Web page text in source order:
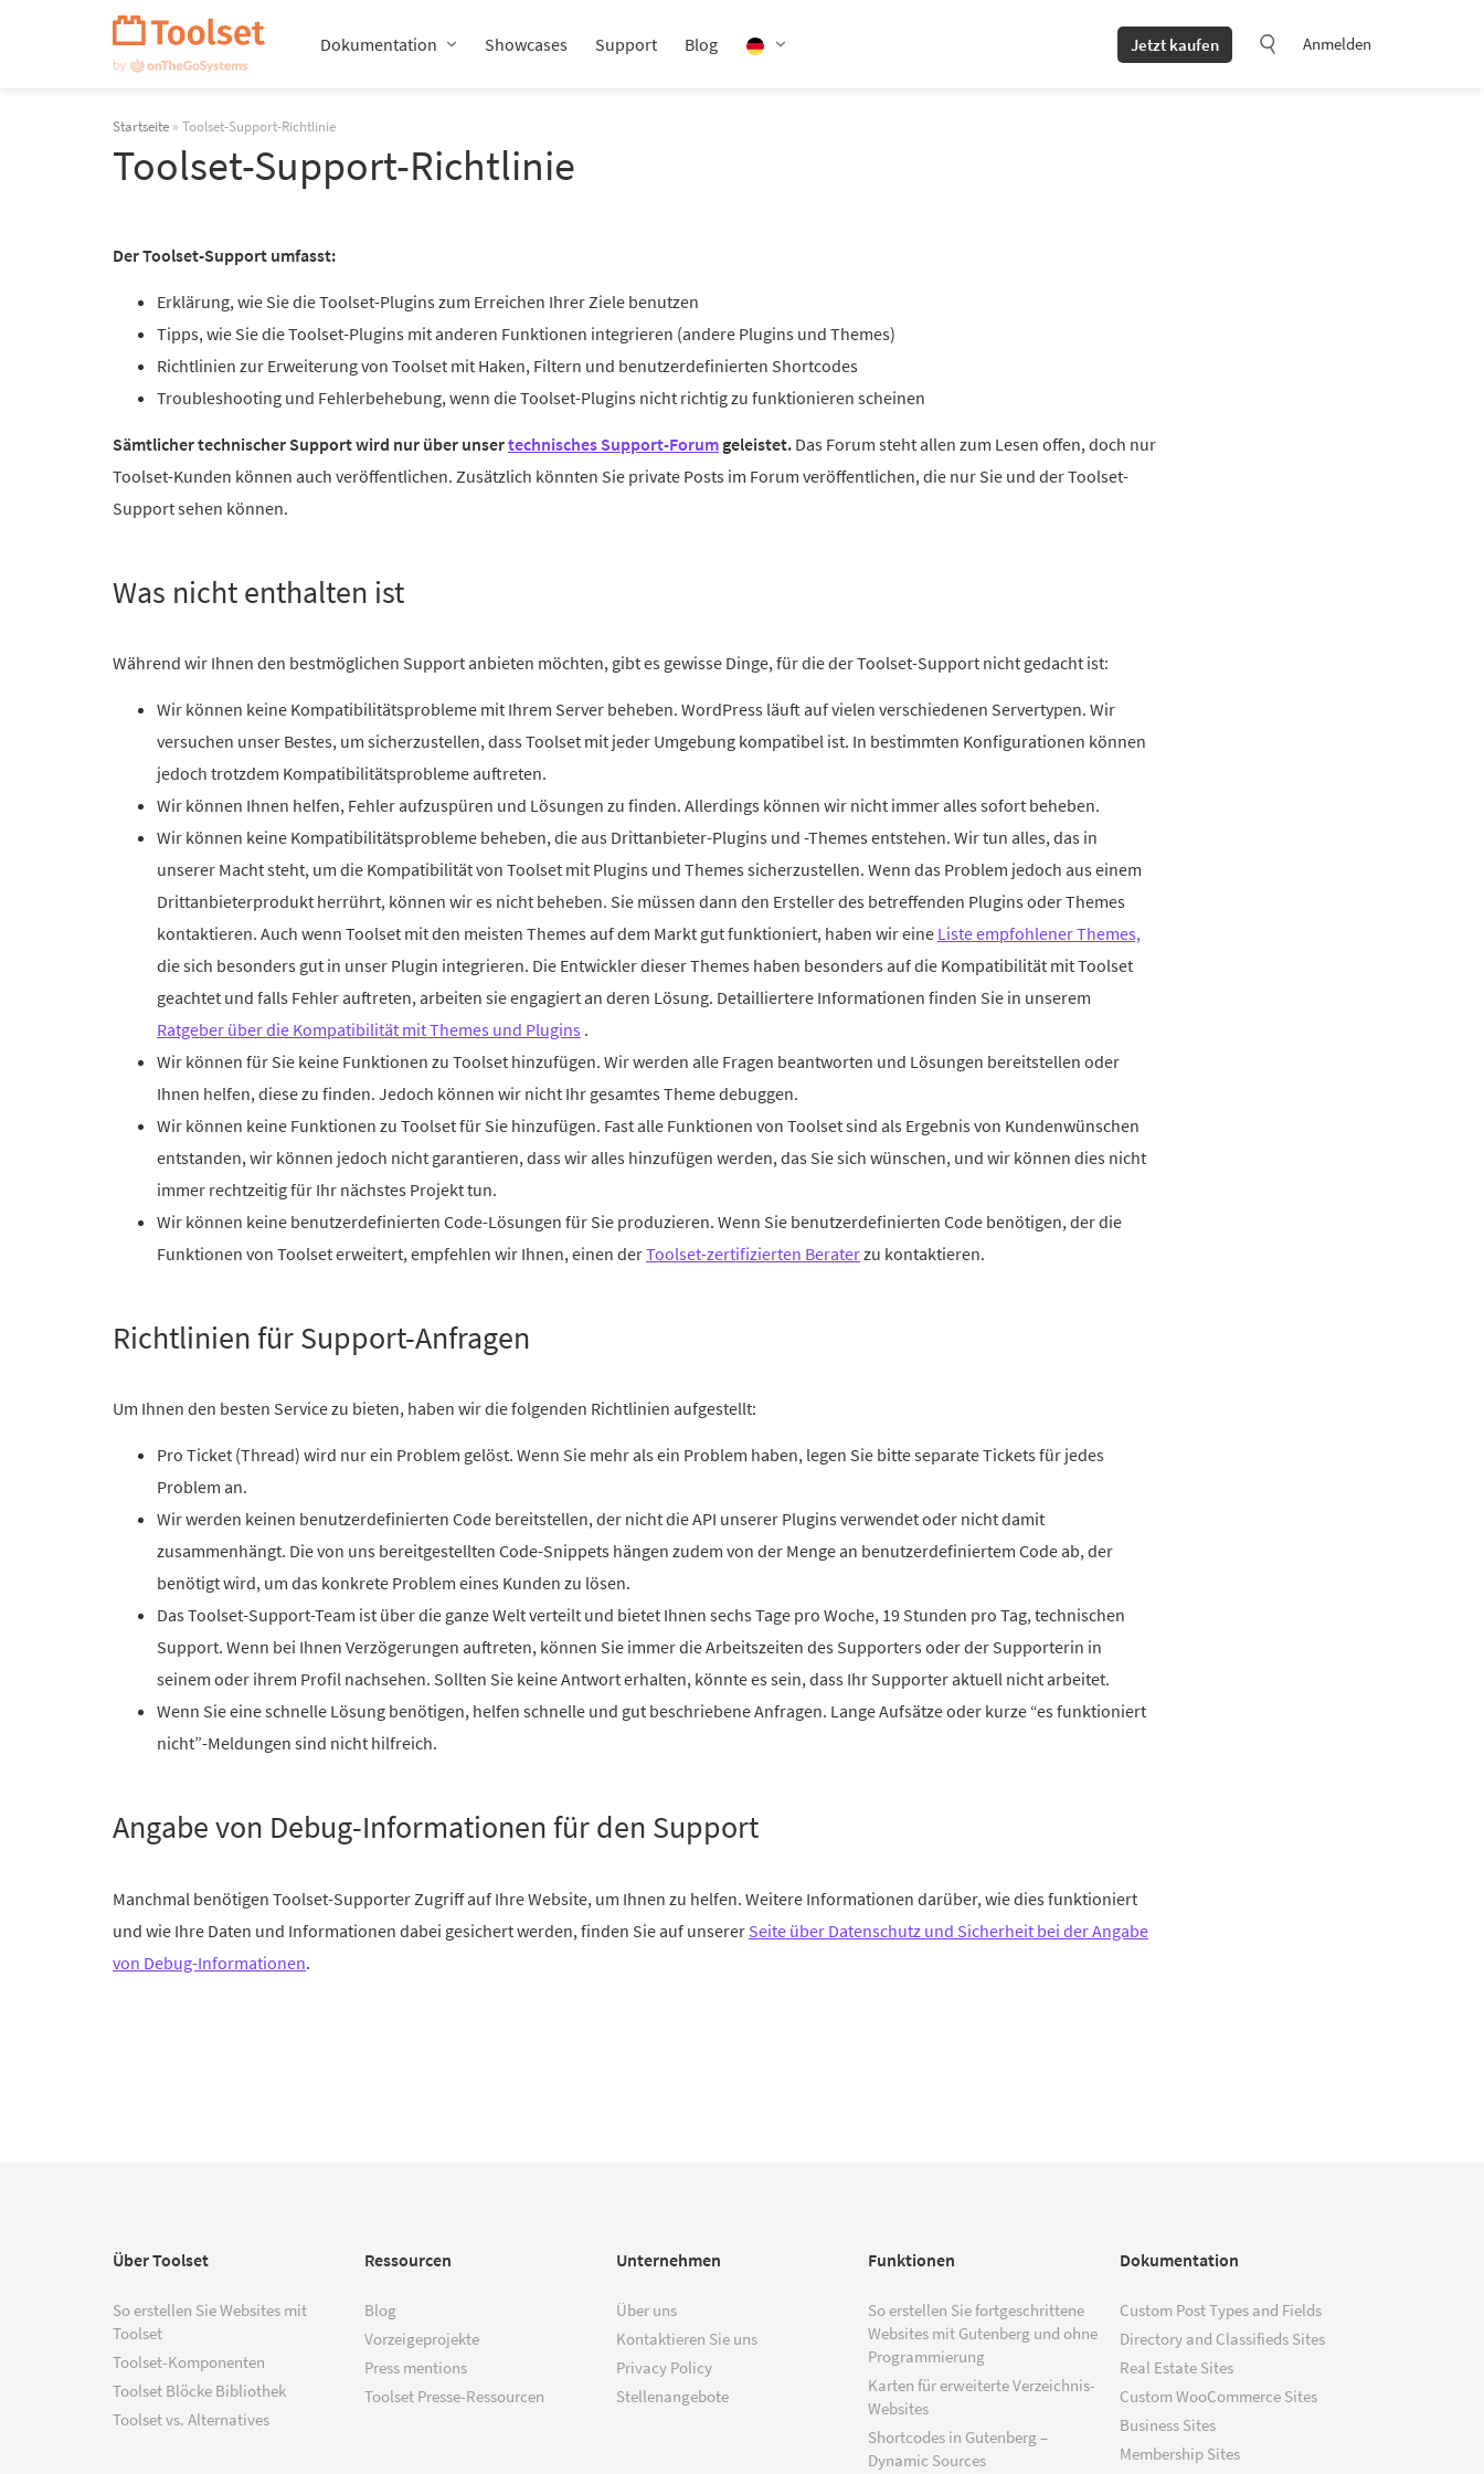
Dokumentation Showcases Support Blog Jetzt kaufen Anmelden
Startseite » Toolset-Support-Richtlinie
Toolset-Support-Richtlinie
Der Toolset-Support umfasst:
Erklärung, wie Sie die Toolset-Plugins zum Erreichen Ihrer Ziele benutzen
Tipps, wie Sie die Toolset-Plugins mit anderen Funktionen integrieren (andere Plugins und Themes)
Richtlinien zur Erweiterung von Toolset mit Haken, Filtern und benutzerdefinierten Shortcodes
Troubleshooting und Fehlerbehebung, wenn die Toolset-Plugins nicht richtig zu funktionieren scheinen
Sämtlicher technischer Support wird nur über unsertechnisches Support-Forum geleistet. Das Forum steht allen zum Lesen offen, doch nur
Toolset-Kunden können auch veröffentlichen. Zusätzlich könnten Sie private Posts im Forum veröffentlichen, die nur Sie und der Toolset-
Support sehen können.
Was nicht enthalten ist
Während wir Ihnen den bestmöglichen Support anbieten möchten, gibt es gewisse Dinge, für die der Toolset-Support nicht gedacht ist:
Wir können keine Kompatibilitätsprobleme mit Ihrem Server beheben. WordPress läuft auf vielen verschiedenen Servertypen. Wir
versuchen unser Bestes, um sicherzustellen, dass Toolset mit jeder Umgebung kompatibel ist. In bestimmten Konfigurationen können
jedoch trotzdem Kompatibilitätsprobleme auftreten.
Wir können Ihnen helfen, Fehler aufzuspüren und Lösungen zu finden. Allerdings können wir nicht immer alles sofort beheben.
Wir können keine Kompatibilitätsprobleme beheben, die aus Drittanbieter-Plugins und -Themes entstehen. Wir tun alles, das in
unserer Macht steht, um die Kompatibilität von Toolset mit Plugins und Themes sicherzustellen. Wenn das Problem jedoch aus einem
Drittanbieterprodukt herrührt, können wir es nicht beheben. Sie müssen dann den Ersteller des betreffenden Plugins oder Themes
kontaktieren. Auch wenn Toolset mit den meisten Themes auf dem Markt gut funktioniert, haben wir eine Liste empfohlener Themes,
die sich besonders gut in unser Plugin integrieren. Die Entwickler dieser Themes haben besonders auf die Kompatibilität mit Toolset
geachtet und falls Fehler auftreten, arbeiten sie engagiert an deren Lösung. Detailliertere Informationen finden Sie in unserem
Ratgeber über die Kompatibilität mit Themes und Plugins .
Wir können für Sie keine Funktionen zu Toolset hinzufügen. Wir werden alle Fragen beantworten und Lösungen bereitstellen oder
Ihnen helfen, diese zu finden. Jedoch können wir nicht Ihr gesamtes Theme debuggen.
Wir können keine Funktionen zu Toolset für Sie hinzufügen. Fast alle Funktionen von Toolset sind als Ergebnis von Kundenwünschen
entstanden, wir können jedoch nicht garantieren, dass wir alles hinzufügen werden, das Sie sich wünschen, und wir können dies nicht
immer rechtzeitig für Ihr nächstes Projekt tun.
Wir können keine benutzerdefinierten Code-Lösungen für Sie produzieren. Wenn Sie benutzerdefinierten Code benötigen, der die
Funktionen von Toolset erweitert, empfehlen wir Ihnen, einen derToolset-zertifizierten Beraterzu kontaktieren.
Richtlinien für Support-Anfragen
Um Ihnen den besten Service zu bieten, haben wir die folgenden Richtlinien aufgestellt:
Pro Ticket (Thread) wird nur ein Problem gelöst. Wenn Sie mehr als ein Problem haben, legen Sie bitte separate Tickets für jedes
Problem an.
Wir werden keinen benutzerdefinierten Code bereitstellen, der nicht die API unserer Plugins verwendet oder nicht damit
zusammenhängt. Die von uns bereitgestellten Code-Snippets hängen zudem von der Menge an benutzerdefiniertem Code ab, der
benötigt wird, um das konkrete Problem eines Kunden zu lösen.
Das Toolset-Support-Team ist über die ganze Welt verteilt und bietet Ihnen sechs Tage pro Woche, 19 Stunden pro Tag, technischen
Support. Wenn bei Ihnen Verzögerungen auftreten, können Sie immer die Arbeitszeiten des Supporters oder der Supporterin in
seinem oder ihrem Profil nachsehen. Sollten Sie keine Antwort erhalten, könnte es sein, dass Ihr Supporter aktuell nicht arbeitet.
Wenn Sie eine schnelle Lösung benötigen, helfen schnelle und gut beschriebene Anfragen. Lange Aufsätze oder kurze “es funktioniert
nicht”-Meldungen sind nicht hilfreich.
Angabe von Debug-Informationen für den Support
Manchmal benötigen Toolset-Supporter Zugriff auf Ihre Website, um Ihnen zu helfen. Weitere Informationen darüber, wie dies funktioniert
und wie Ihre Daten und Informationen dabei gesichert werden, finden Sie auf unserer Seite über Datenschutz und Sicherheit bei der Angabe
von Debug-Informationen.
Über Toolset
So erstellen Sie Websites mit
Toolset
Toolset-Komponenten
Toolset Blöcke Bibliothek
Toolset vs. Alternatives
Ressourcen
Blog
Vorzeigeprojekte
Press mentions
Toolset Presse-Ressourcen
Unternehmen
Über uns
Kontaktieren Sie uns
Privacy Policy
Stellenangebote
Funktionen
So erstellen Sie fortgeschrittene
Websites mit Gutenberg und ohne
Programmierung
Karten für erweiterte Verzeichnis-
Websites
Shortcodes in Gutenberg –
Dynamic Sources
Dokumentation
Custom Post Types and Fields
Directory and Classifieds Sites
Real Estate Sites
Custom WooCommerce Sites
Business Sites
Membership Sites